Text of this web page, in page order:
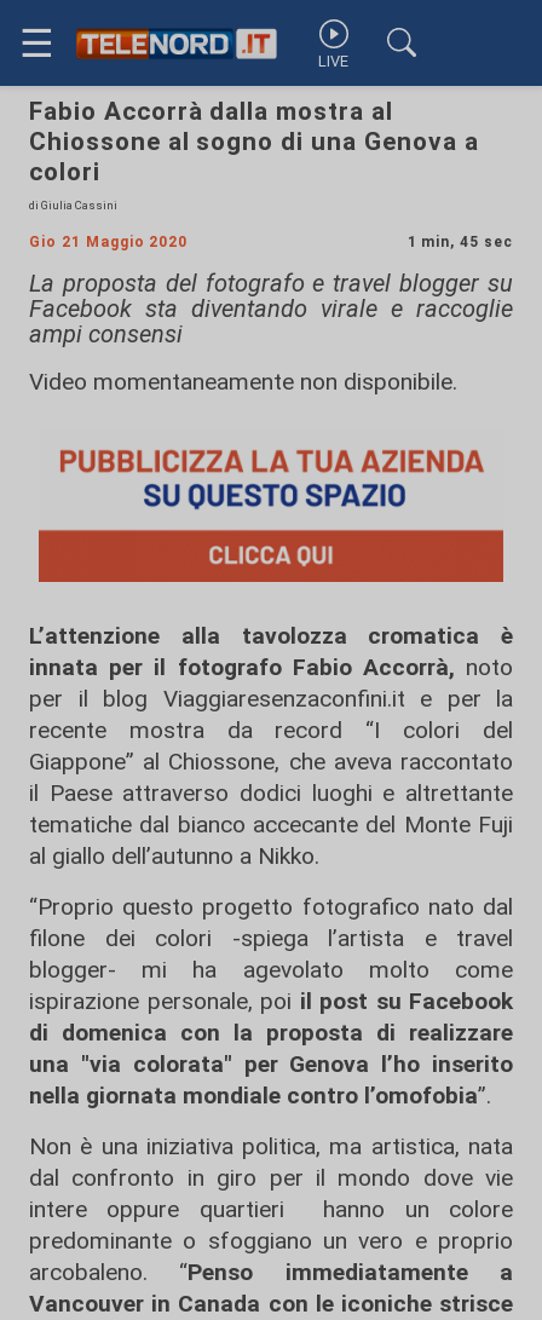
☰ LIVE
Fabio Accorrà dalla mostra al
Chiossone al sogno di una Genova a
colori
di Giulia Cassini
Gio 21 Maggio 2020 1 min, 45 sec
La proposta del fotografo e travel blogger su
Facebook sta diventando virale e raccoglie
ampi consensi
Video momentaneamente non disponibile.
L’attenzione alla tavolozza cromatica è
innata per il fotografo Fabio Accorrà, noto
per il blog Viaggiaresenzaconfini.it e per la
recente mostra da record “I colori del
Giappone” al Chiossone, che aveva raccontato
il Paese attraverso dodici luoghi e altrettante
tematiche dal bianco accecante del Monte Fuji
al giallo dell’autunno a Nikko.
“Proprio questo progetto fotografico nato dal
filone dei colori -spiega l’artista e travel
blogger- mi ha agevolato molto come
ispirazione personale, poi il post su Facebook
di domenica con la proposta di realizzare
una "via colorata" per Genova l’ho inserito
nella giornata mondiale contro l’omofobia”.
Non è una iniziativa politica, ma artistica, nata
dal confronto in giro per il mondo dove vie
intere oppure quartieri hanno un colore
predominante o sfoggiano un vero e proprio
arcobaleno. “Penso immediatamente a
Vancouver in Canada con le iconiche strisce